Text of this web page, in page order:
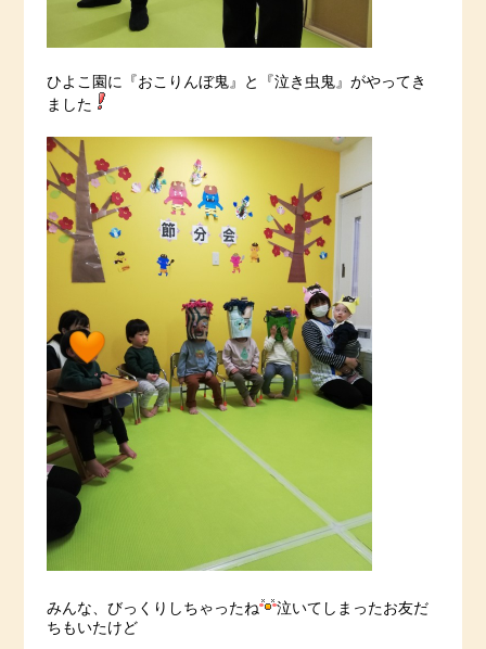
ひよこ園に『おこりんぼ鬼』と『泣き虫鬼』がやってき
ました
みんな、びっくりしちゃったね
泣いてしまったお友だ
ちもいたけど